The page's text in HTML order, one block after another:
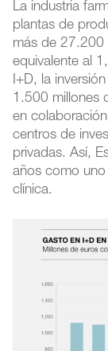
La industria
plantas de
más de 27.200
equivalente al
I+D, la
1.500 millones
en
centros de
privadas. Así,
años como uno
clínica.